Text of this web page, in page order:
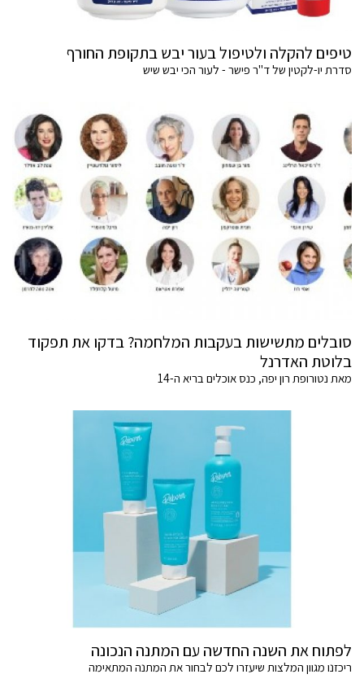
טיפים להקלה ולטיפול בעור יבש בתקופת החורף
סדרת יו-לקטין של ד"ר פישר - לעור הכי יבש שיש
סובלים מתשישות בעקבות המלחמה? בדקו את תפקוד
בלוטת האדרנל
מאת נטורופת רון יפה, כנס אוכלים בריא ה-14
לפתוח את השנה החדשה עם המתנה הנכונה
ריכזנו מגוון המלצות שיעזרו לכם לבחור את המתנה המתאימה